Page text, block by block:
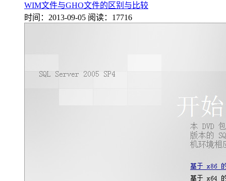
WIM文件与GHO文件的区别与比较
时间：2013-09-05 阅读：17716